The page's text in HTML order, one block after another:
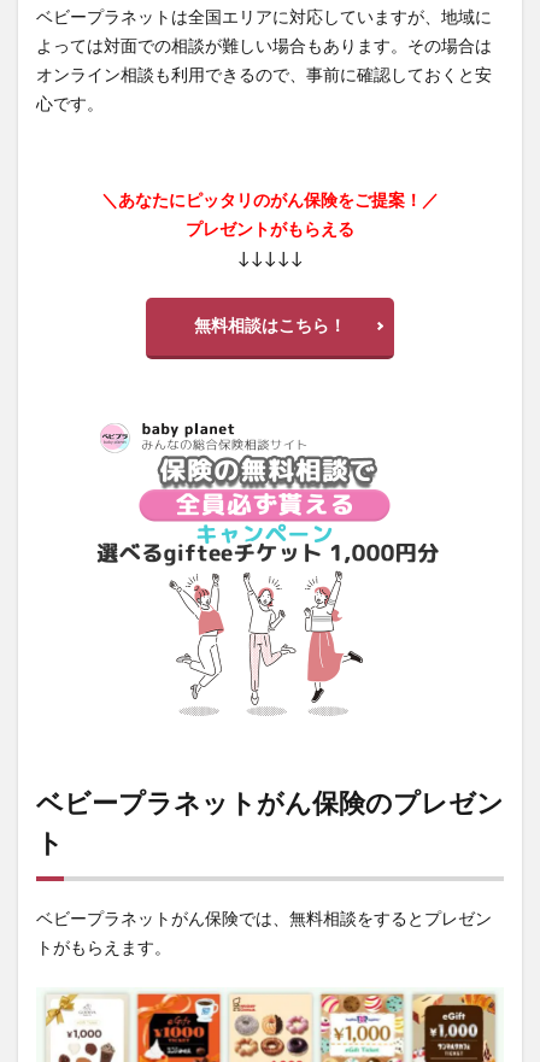
ベビープラネットは全国エリアに対応していますが、地域に
よっては対面での相談が難しい場合もあります。その場合は
オンライン相談も利用できるので、事前に確認しておくと安
心です。
＼あなたにピッタリのがん保険をご提案！／
プレゼントがもらえる
↓↓↓↓↓
無料相談はこちら！
ベビープラネットがん保険のプレゼン
ト
ベビープラネットがん保険では、無料相談をするとプレゼン
トがもらえます。